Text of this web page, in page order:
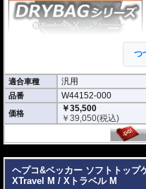
・長さ: 約30.5cm
・幅：約24.5cm
・高さ：約21cm（拡張時30.5cm）
・12L-16Lの可変容量。
ベルトによリアシート/リアキャリ
タンクバッグElephantに搭載可能
しております。
つ
適合車種 汎用
品番 W44152-000
価格
￥35,500
￥39,050(税込)
ヘプコ&ベッカー ソフトトップ
XTravel M / Xトラベル M